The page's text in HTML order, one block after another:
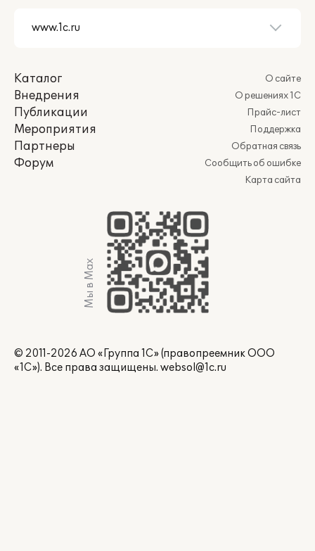
Каталог
Внедрения
Публикации
Мероприятия
Партнеры
Форум
О сайте
О решениях 1С
Прайс-лист
Поддержка
Обратная связь
Сообщить об ошибке
Карта сайта
Мы в Max
© 2011-2026 АО «Группа 1С» (правопреемник ООО
«1С»). Все права защищены. websol@1c.ru